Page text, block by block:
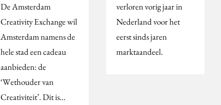
De Amsterdam
Creativity Exchange wil
Amsterdam namens de
hele stad een cadeau
aanbieden: de
‘Wethouder van
Creativiteit’. Dit is…
verloren vorig jaar in
Nederland voor het
eerst sinds jaren
marktaandeel.